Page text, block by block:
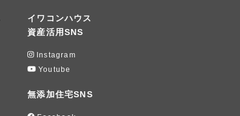
イワコンハウス
資産活用SNS
Instagram
Youtube
無添加住宅SNS